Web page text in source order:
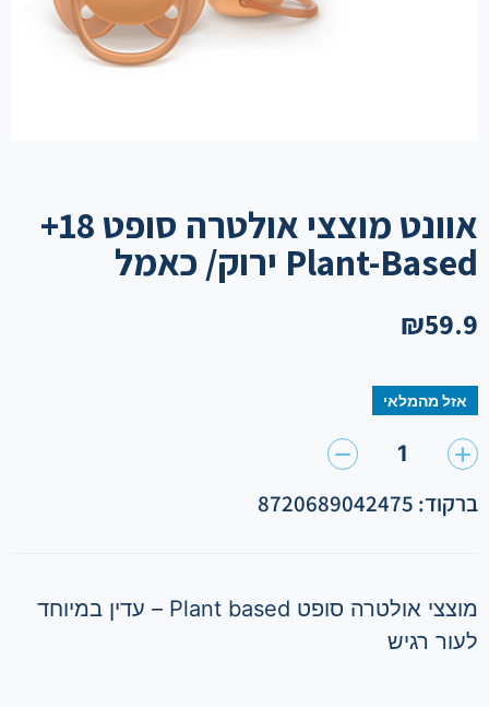
אוונט מוצצי אולטרה סופט 18+
Plant-Based ירוק/ כאמל
₪59.9
אזל מהמלאי
1
ברקוד: 8720689042475
מוצצי אולטרה סופט Plant based – עדין במיוחד
לעור רגיש